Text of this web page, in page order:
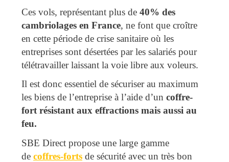
Ces vols, représentant plus de 40% des
cambriolages en France, ne font que croître
en cette période de crise sanitaire où les
entreprises sont désertées par les salariés pour
télétravailler laissant la voie libre aux voleurs.
Il est donc essentiel de sécuriser au maximum
les biens de l’entreprise à l’aide d’un coffre-
fort résistant aux effractions mais aussi au
feu.
SBE Direct propose une large gamme
de coffres-forts de sécurité avec un très bon